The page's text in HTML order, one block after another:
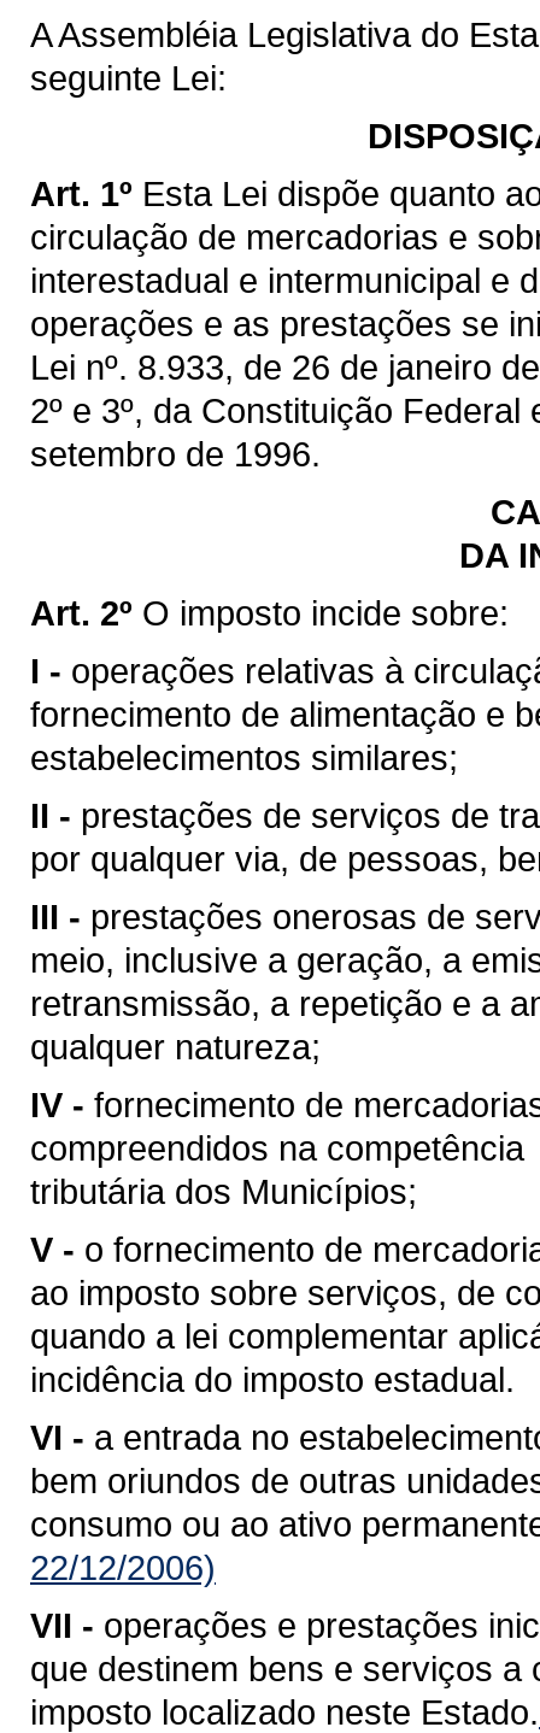
A Assembléia Legislativa do
seguinte Lei:
Art. 1º Esta Lei dispõe quanto
circulação de mercadorias e
interestadual e intermunicipal e
operações e as prestações se
Lei nº. 8.933, de 26 de janeiro
2º e 3º, da Constituição
setembro de 1996.
DA
Art. 2º O imposto incide sobre:
I - operações relativas à
fornecimento de alimentação e
estabelecimentos similares;
II - prestações de serviços de
por qualquer via, de pessoas,
III - prestações onerosas de
meio, inclusive a geração, a
retransmissão, a repetição e a
qualquer natureza;
IV - fornecimento de
compreendidos na competência
tributária dos Municípios;
V - o fornecimento de
ao imposto sobre serviços, de
quando a lei complementar
incidência do imposto estadual.
VI - a entrada no
bem oriundos de outras
consumo ou ao ativo
22/12/2006)
VII - operações e prestações
que destinem bens e serviços a
imposto localizado neste Estado.